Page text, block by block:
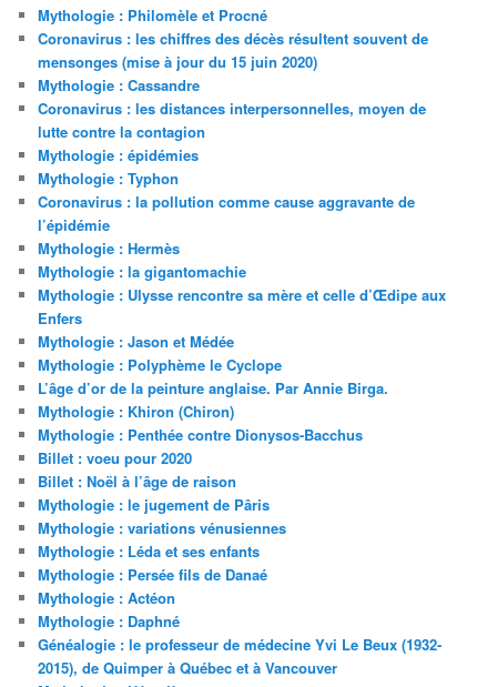
Mythologie : Philomèle et Procné
Coronavirus : les chiffres des décès résultent souvent de
mensonges (mise à jour du 15 juin 2020)
Mythologie : Cassandre
Coronavirus : les distances interpersonnelles, moyen de
lutte contre la contagion
Mythologie : épidémies
Mythologie : Typhon
Coronavirus : la pollution comme cause aggravante de
l’épidémie
Mythologie : Hermès
Mythologie : la gigantomachie
Mythologie : Ulysse rencontre sa mère et celle d’Œdipe aux
Enfers
Mythologie : Jason et Médée
Mythologie : Polyphème le Cyclope
L’âge d’or de la peinture anglaise. Par Annie Birga.
Mythologie : Khiron (Chiron)
Mythologie : Penthée contre Dionysos-Bacchus
Billet : voeu pour 2020
Billet : Noël à l’âge de raison
Mythologie : le jugement de Pâris
Mythologie : variations vénusiennes
Mythologie : Léda et ses enfants
Mythologie : Persée fils de Danaé
Mythologie : Actéon
Mythologie : Daphné
Généalogie : le professeur de médecine Yvi Le Beux (1932-
2015), de Quimper à Québec et à Vancouver